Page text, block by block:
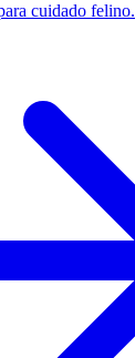
cuidado felino.